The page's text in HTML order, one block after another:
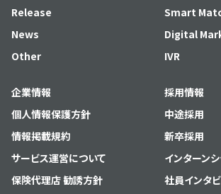
Release
News
Other
Smart
Digital
IVR
企業情報
個人情報保護方針
情報掲載規約
サービス運営について
保険代理店 勧誘方針
採用情報
中途採用
新卒採用
インターン
社員インタ